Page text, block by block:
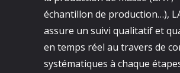
échantillon de production…),
assure un suivi qualitatif et
en temps réel au travers de
systématiques à chaque